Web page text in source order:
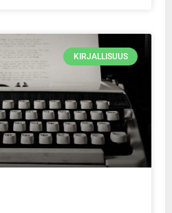
KIRJALLISUUS